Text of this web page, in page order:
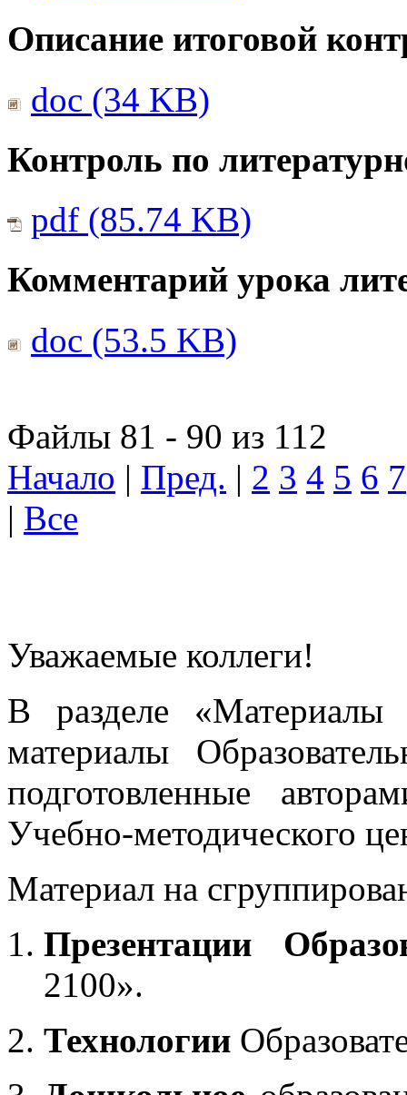
Описание итоговой
doc (34 KB)
Контроль по
pdf (85.74 KB)
Комментарий урока
doc (53.5 KB)
Файлы 81 - 90 из 112
Начало | Пред. | 2 3 4 5 6 7
| Все
Уважаемые коллеги!
В разделе «Материалы
материалы
подготовленные
Учебно-методического
Материал на
Презентации
2100».
Технологии